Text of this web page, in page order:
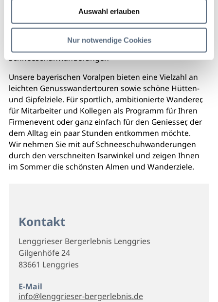
Auswahl erlauben
Nur notwendige Cookies
geführte Berg- und Almwanderungen in den
Isarwinkler Bergen und im Karwendelgebirge
Schneeschuhwanderungen
Unsere bayerischen Voralpen bieten eine Vielzahl an
leichten Genusswandertouren sowie schöne Hütten-
und Gipfelziele. Für sportlich, ambitionierte Wanderer,
für Mitarbeiter und Kollegen als Programm für Ihren
Firmenevent oder ganz einfach für den Geniesser, der
dem Alltag ein paar Stunden entkommen möchte.
Wir nehmen Sie mit auf Schneeschuhwanderungen
durch den verschneiten Isarwinkel und zeigen Ihnen
im Sommer die schönsten Almen und Wanderziele.
Kontakt
Lenggrieser Bergerlebnis Lenggries
Gilgenhöfe 24
83661 Lenggries
E-Mail
info@lenggrieser-bergerlebnis.de